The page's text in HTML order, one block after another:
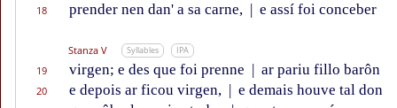
18 prender nen dan' a sa carne, | e assí foi conceber
Stanza V Syllables IPA
19 virgen; e des que foi prenne | ar pariu fillo barôn
20 e depois ar ficou virgen, | e demais houve tal don